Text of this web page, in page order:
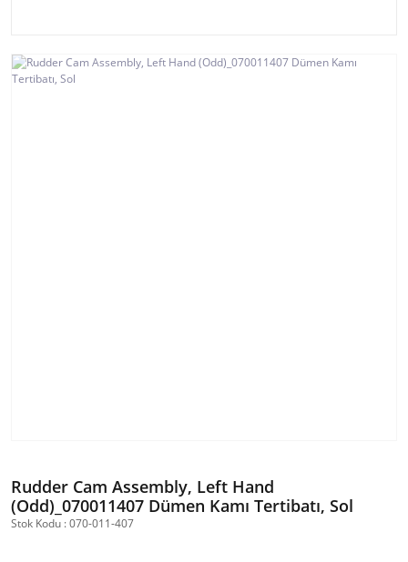
Rudder Cam Assembly, Left Hand
(Odd)_070011407 Dümen Kamı Tertibatı, Sol
Stok Kodu : 070-011-407